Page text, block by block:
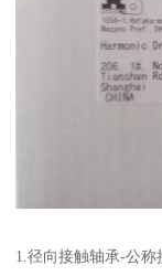
1.径向接触轴承-公称